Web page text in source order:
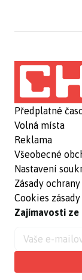
Předplatné
Volná místa
Reklama
Všeobecné
Nastavení
Zásady
Cookies zásady
Zajímavosti ze